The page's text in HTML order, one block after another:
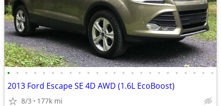
• • • • • • • • • • • • • • • • • • • • • • • •
2013 Ford Escape SE 4D AWD (1.6L EcoBoost)
8/3 177k mi